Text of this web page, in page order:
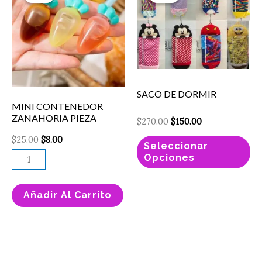
MINI CONTENEDOR
ZANAHORIA PIEZA
$25.00
$25.00.
$8.00
$8.00.
ZANAHORIA
PIEZA
cantidad
Añadir Al Carrito
SACO DE DORMIR
$270.00
$270.00.
$150.00
$150.00.
Seleccionar
Opciones
en